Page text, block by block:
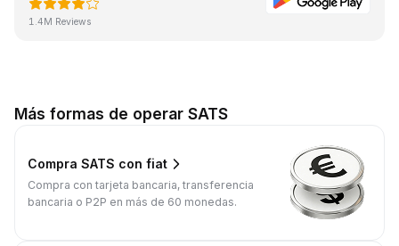
1.4M Reviews
Más formas de operar SATS
Compra SATS con fiat
Compra con tarjeta bancaria, transferencia
bancaria o P2P en más de 60 monedas.